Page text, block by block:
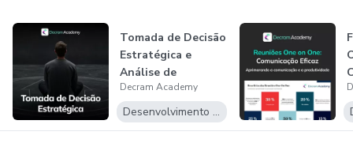
Tomada de Decisão
Estratégica e
Análise de
Cenários
Decram Academy
Desenvolvimento Pessoal